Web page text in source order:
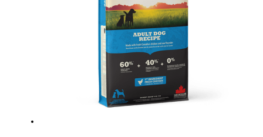
variantes.
Las
opciones
se
pueden
elegir
en
la